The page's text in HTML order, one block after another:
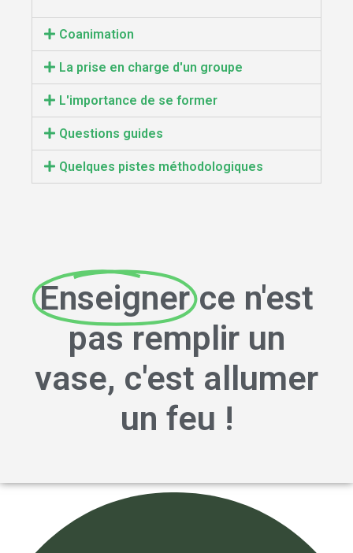
Coanimation
La prise en charge d'un groupe
L'importance de se former
Questions guides
Quelques pistes méthodologiques
Enseigner ce n'est
pas remplir un
vase, c'est allumer
un feu !